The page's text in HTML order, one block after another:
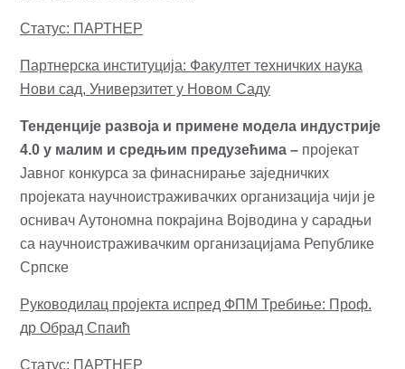
Статус: ПАРТНЕР
Партнерска институција: Факултет техничких наука
Нови сад, Универзитет у Новом Саду
Тенденције развоја и примене модела индустрије
4.0 у малим и средњим предузећима – пројекат
Јавног конкурса за финаснирање заједничких
пројеката научноистраживачких организација чији је
оснивач Аутономна покрајина Војводина у сарадњи
са научноистраживачким организацијама Републике
Српске
Руководилац пројекта испред ФПМ Требиње: Проф.
др Обрад Спаић
Статус: ПАРТНЕР